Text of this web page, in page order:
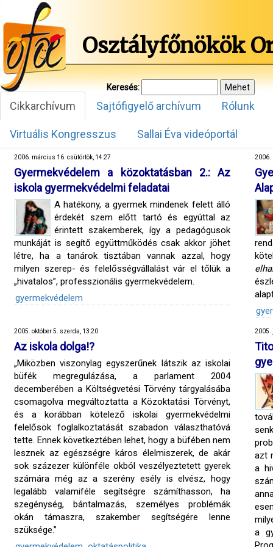
Osztályfőnökök
Keresés:
Cikkarchívum Sajtófigyelő archívum Rólunk
Virtuális Kongresszus Sallai Éva videóportál
2006. március 16. csütörtök, 14:27
Gyermekvédelem a közoktatásban 2.: Az
iskola gyermekvédelmi feladatai
A hatékony, a gyermek mindenek felett álló
érdekét szem előtt tartó és egyúttal az
érintett szakemberek, így a pedagógusok
munkáját is segítő együttműködés csak akkor jöhet
létre, ha a tanárok tisztában vannak azzal, hogy
milyen szerep- és felelősségvállalást vár el tőlük a
„hivatalos”, professzionális gyermekvédelem.
gyermekvédelem
2006.
2005. október 5. szerda, 13:20
Az iskola dolga!?
„Miközben viszonylag egyszerűnek látszik az iskolai
büfék megregulázása, a parlament 2004
decemberében a Költségvetési Törvény tárgyalásába
csomagolva megváltoztatta a Közoktatási Törvényt,
és a korábban kötelező iskolai gyermekvédelmi
felelősök foglalkoztatását szabadon választhatóvá
tette. Ennek következtében lehet, hogy a büfében nem
lesznek az egészségre káros élelmiszerek, de akár
sok százezer különféle okból veszélyeztetett gyerek
számára még az a szerény esély is elvész, hogy
legalább valamiféle segítségre számíthasson, ha
szegénység, bántalmazás, személyes problémák
okán támaszra, szakember segítségére lenne
szüksége.”
2005.
azt
a
a